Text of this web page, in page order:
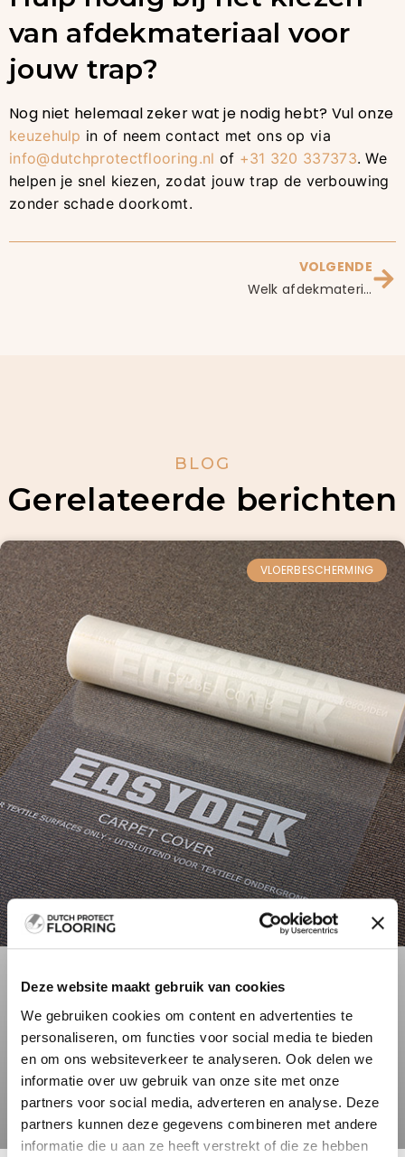
Deze website maakt gebruik van cookies
We gebruiken cookies om content en advertenties te
personaliseren, om functies voor social media te bieden
en om ons websiteverkeer te analyseren. Ook delen we
informatie over uw gebruik van onze site met onze
partners voor social media, adverteren en analyse. Deze
partners kunnen deze gegevens combineren met andere
informatie die u aan ze heeft verstrekt of die ze hebben
van afdekmateriaal voor
jouw trap?
Nog niet helemaal zeker wat je nodig hebt? Vul onze
keuzehulp in of neem contact met ons op via
info@dutchprotectflooring.nl of +31 320 337373. We
helpen je snel kiezen, zodat jouw trap de verbouwing
zonder schade doorkomt.
VOLGENDE
Welk afdekmateriaal heb ik nodig? (Complete keuzegids 2026)
BLOG
Gerelateerde berichten
VLOERBESCHERMING